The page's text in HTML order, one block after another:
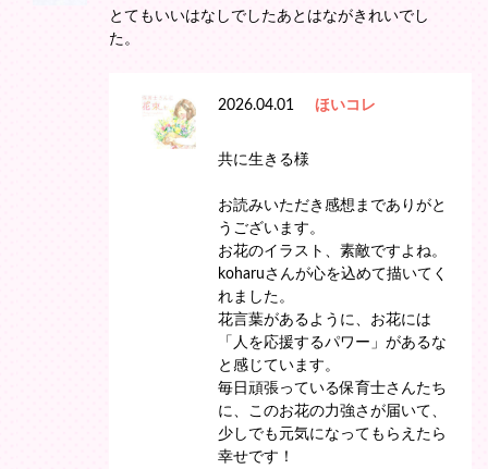
とてもいいはなしでしたあとはながきれいでし
た。
2026.04.01 ほいコレ
共に生きる様
お読みいただき感想までありがと
うございます。
お花のイラスト、素敵ですよね。
koharuさんが心を込めて描いてく
れました。
花言葉があるように、お花には
「人を応援するパワー」があるな
と感じています。
毎日頑張っている保育士さんたち
に、このお花の力強さが届いて、
少しでも元気になってもらえたら
幸せです！